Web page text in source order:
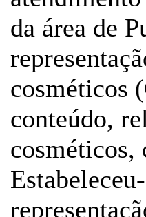
da área de
cosméticos
conteúdo,
cosméticos,